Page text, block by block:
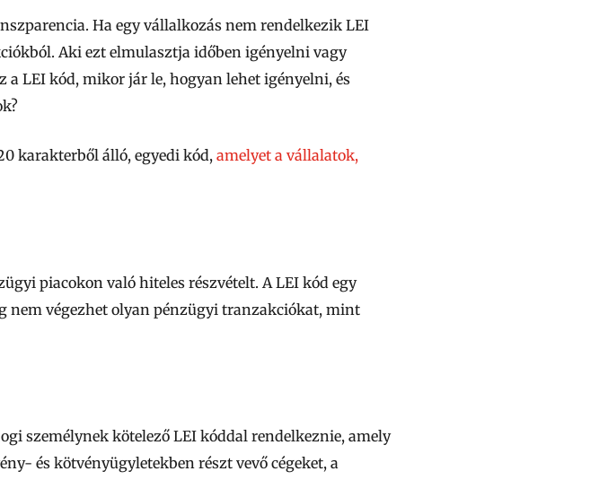
Ha egy vállalkozás nem rendelkezik LEI
Aki ezt elmulasztja időben igényelni vagy
LEI kód, mikor jár le, hogyan lehet igényelni, és
karakterből álló, egyedi kód,amelyet a vállalatok,
piacokon való hiteles részvételt. A LEI kód egy
nem végezhet olyan pénzügyi tranzakciókat, mint
személynek kötelező LEI kóddal rendelkeznie, amely
és kötvényügyletekben részt vevő cégeket, a